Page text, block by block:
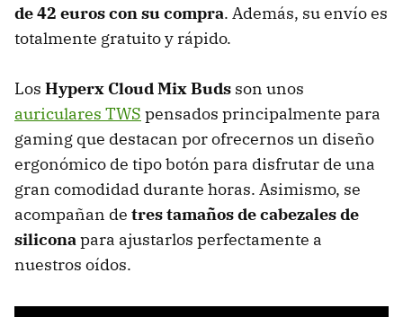
de 42 euros con su compra. Además, su envío es
totalmente gratuito y rápido.
Los Hyperx Cloud Mix Buds son unos
auriculares TWS pensados principalmente para
gaming que destacan por ofrecernos un diseño
ergonómico de tipo botón para disfrutar de una
gran comodidad durante horas. Asimismo, se
acompañan de tres tamaños de cabezales de
siliconapara ajustarlos perfectamente a
nuestros oídos.